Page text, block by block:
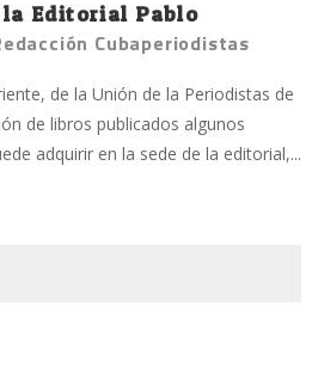
Editorial Pablo
Cubaperiodistas
de la Unión de la Periodistas de
de libros publicados algunos
adquirir en la sede de la editorial,...